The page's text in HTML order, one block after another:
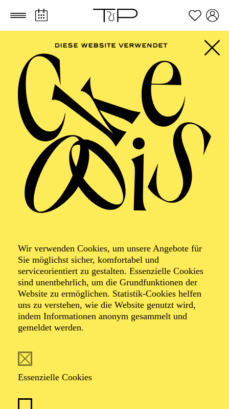
Zum Hauptinhalt springen Zum Footer springen
Wir verwenden Cookies, um unsere Angebote für
Sie möglichst sicher, komfortabel und
serviceorientiert zu gestalten. Essenzielle Cookies
sind unentbehrlich, um die Grundfunktionen der
Website zu ermöglichen. Statistik-Cookies helfen
uns zu verstehen, wie die Website genutzt wird,
indem Informationen anonym gesammelt und
gemeldet werden.
Essenzielle Cookies
FILTER
Im Anschluss an die Vorstellung findet ein Nachgespräch in
57,00 42,00
Abo 10: Sonntagnachmittag
ESSENER PHILHARMONIKER
Freitag
01.01.2027
18:00 - 19:30
Alfried Krupp Saal
NEUJAHRSKONZERT DER
ESSENER
TICKETS
74,00 69,00 55,00 41,00 36,00 19,00 €
Die Veranstaltung ist vom Angebot der TUPcard ausgeschlossen.
AALTO MUSIKTHEATER
Samstag
19:00 - 21:30
Aalto-Theater
LA BOHÈME